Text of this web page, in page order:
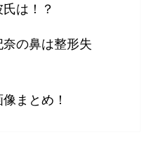
は！？
奈の鼻は整形失
まとめ！